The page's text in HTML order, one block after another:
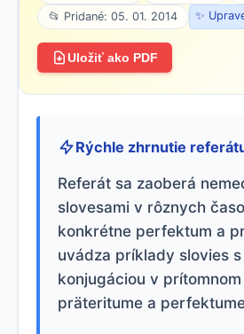
📂 Pridané: 05. 01. 2014
✨
Uložiť ako PDF
Rýchle zhrnutie
Referát sa zaoberá
slovesami v rôznych
konkrétne perfektum a
uvádza príklady slovies
konjugáciou v
präteritume a